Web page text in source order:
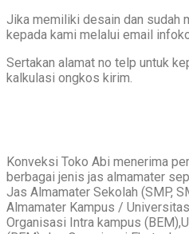
Jika memiliki desain dan sudah
kepada kami melalui email
Sertakan alamat no telp untuk
kalkulasi ongkos kirim.
Konveksi Toko Abi menerima
berbagai jenis jas almamater
Jas Almamater Sekolah (SMP,
Almamater Kampus /
Organisasi Intra kampus